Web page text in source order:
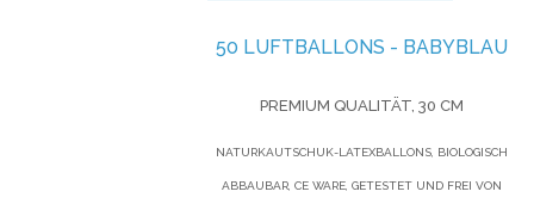
50 LUFTBALLONS - BABYBLAU
PREMIUM QUALITÄT, 30 CM
NATURKAUTSCHUK-LATEXBALLONS, BIOLOGISCH
ABBAUBAR, CE WARE, GETESTET UND FREI VON